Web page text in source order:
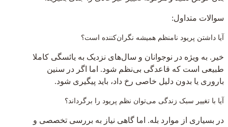
سوالات متداول:
آیا داشتن پریود نامنظم همیشه نگران‌کننده است؟
خیر. به ویژه در نوجوانان و سال‌های نزدیک به یائسگی کاملا
طبیعی است که قاعدگی بی‌نظم شود. اما اگر در سنین
باروری یا بدون دلیل خاصی رخ داد، باید پیگیری شود.
آیا با تغییر سبک زندگی می‌توان نظم پریود را برگرداند؟
در بسیاری از موارد بله. اما گاهی نیاز به بررسی تخصصی و